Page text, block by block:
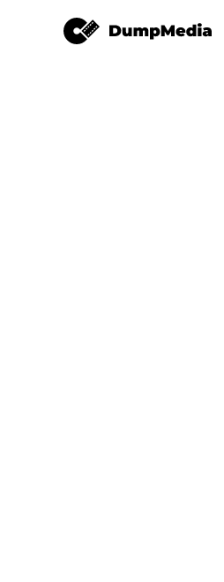
Spotify Music